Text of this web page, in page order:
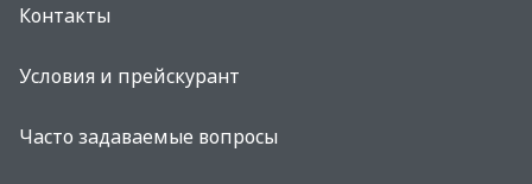
Контакты
Условия и прейскурант
Часто задаваемые вопросы